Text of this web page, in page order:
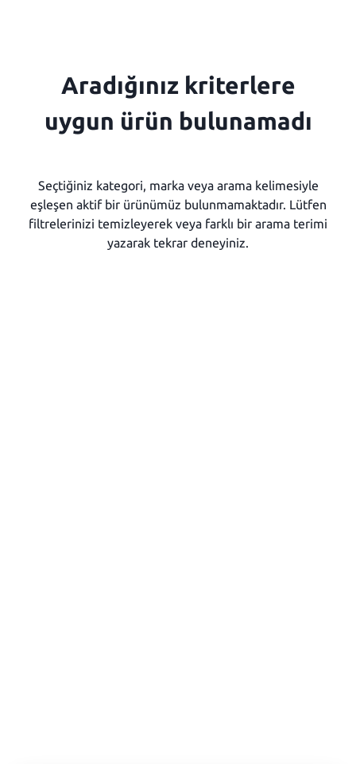
Aradığınız kriterlere
uygun ürün bulunamadı
Seçtiğiniz kategori, marka veya arama kelimesiyle
eşleşen aktif bir ürünümüz bulunmamaktadır. Lütfen
filtrelerinizi temizleyerek veya farklı bir arama terimi
yazarak tekrar deneyiniz.